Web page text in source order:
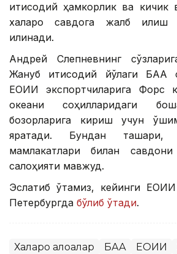
иқтисодий ҳамкорлик ва кичик
халқаро савдога жалб қилиш
қилинади.
Андрей Слепневнинг
Жануб иқтисодий йўлаги БАА
ЕОИИ экспортчиларига Форс
океани соҳилларидаги
бозорларига кириш учун
яратади. Бундан
мамлакатлари билан
салоҳияти мавжуд.
Эслатиб ўтамиз, кейинги
Петербургда бўлиб ўтади.
Халқаро алоқалар БАА ЕОИИ